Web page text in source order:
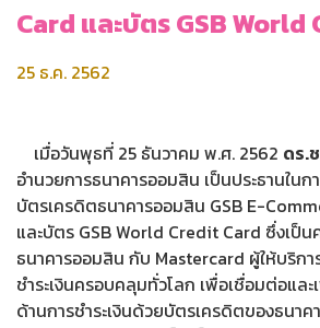
Card และบัตร GSB
25 ธ.ค. 2562
เมื่อวันพุธที่ 25 ธันวาคม พ.ศ. 2562 ดร.
อำนวยการธนาคารออมสิน เป็นประธานใน
บัตรเครดิตธนาคารออมสิน GSB E-
และบัตร GSB World Credit Card ซึ่งเป็น
ธนาคารออมสิน กับ Mastercard ผู้ให้บริกา
ชำระเงินครอบคลุมทั่วโลก เพื่อเชื่อมต่อแล
ด้านการชำระเงินด้วยบัตรเครดิตของธนา